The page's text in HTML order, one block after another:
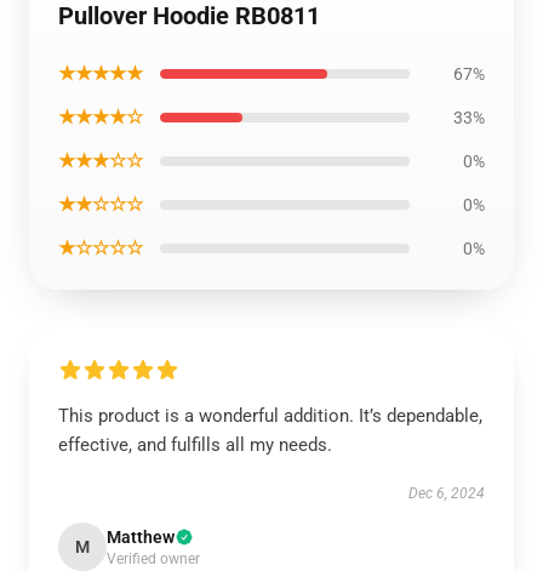
Pullover Hoodie RB0811
★★★★★ 67%
★★★★☆ 33%
★★★☆☆ 0%
★★☆☆☆ 0%
★☆☆☆☆ 0%
This product is a wonderful addition. It’s dependable,
effective, and fulfills all my needs.
Dec 6, 2024
M Matthew
Verified owner